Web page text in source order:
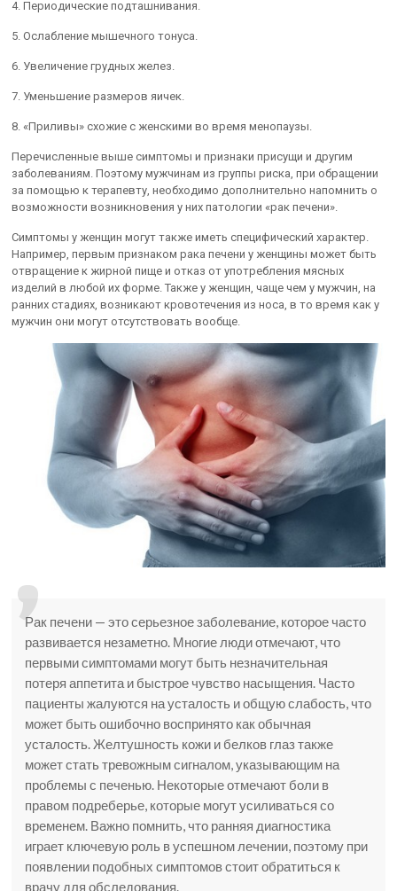
4. Периодические подташнивания.
5. Ослабление мышечного тонуса.
6. Увеличение грудных желез.
7. Уменьшение размеров яичек.
8. «Приливы» схожие с женскими во время менопаузы.
Перечисленные выше симптомы и признаки присущи и другим
заболеваниям. Поэтому мужчинам из группы риска, при обращении
за помощью к терапевту, необходимо дополнительно напомнить о
возможности возникновения у них патологии «рак печени».
Симптомы у женщин могут также иметь специфический характер.
Например, первым признаком рака печени у женщины может быть
отвращение к жирной пище и отказ от употребления мясных
изделий в любой их форме. Также у женщин, чаще чем у мужчин, на
ранних стадиях, возникают кровотечения из носа, в то время как у
мужчин они могут отсутствовать вообще.
Рак печени — это серьезное заболевание, которое часто
развивается незаметно. Многие люди отмечают, что
первыми симптомами могут быть незначительная
потеря аппетита и быстрое чувство насыщения. Часто
пациенты жалуются на усталость и общую слабость, что
может быть ошибочно воспринято как обычная
усталость. Желтушность кожи и белков глаз также
может стать тревожным сигналом, указывающим на
проблемы с печенью. Некоторые отмечают боли в
правом подреберье, которые могут усиливаться со
временем. Важно помнить, что ранняя диагностика
играет ключевую роль в успешном лечении, поэтому при
появлении подобных симптомов стоит обратиться к
врачу для обследования.